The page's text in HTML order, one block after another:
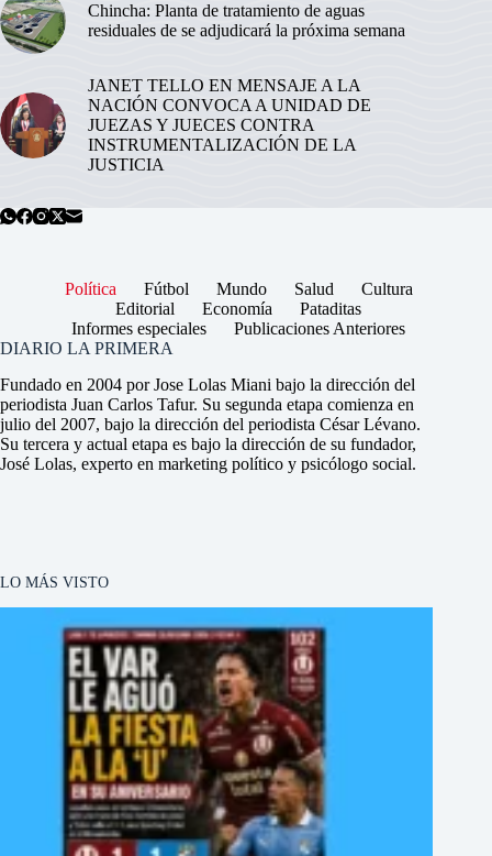
Chincha: Planta de tratamiento de aguas
residuales de se adjudicará la próxima semana
JANET TELLO EN MENSAJE A LA
NACIÓN CONVOCA A UNIDAD DE
JUEZAS Y JUECES CONTRA
INSTRUMENTALIZACIÓN DE LA
JUSTICIA
Política Fútbol Mundo Salud
Cultura
Editorial
Economía
Pataditas
Informes especiales
Publicaciones Anteriores
DIARIO LA PRIMERA
Fundado en 2004 por Jose Lolas Miani bajo la dirección del
periodista Juan Carlos Tafur. Su segunda etapa comienza en
julio del 2007, bajo la dirección del periodista César Lévano.
Su tercera y actual etapa es bajo la dirección de su fundador,
José Lolas, experto en marketing político y psicólogo social.
LO MÁS VISTO